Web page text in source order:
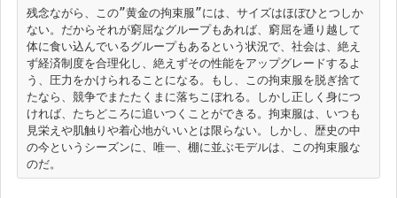
残念ながら、この”黄金の拘束服”には、サイズはほぼひとつしか
ない。だからそれが窮屈なグループもあれば、窮屈を通り越して
体に食い込んでいるグループもあるという状況で、社会は、絶え
ず経済制度を合理化し、絶えずその性能をアップグレードするよ
う、圧力をかけられることになる。もし、この拘束服を脱ぎ捨て
たなら、競争でまたたくまに落ちこぼれる。しかし正しく身につ
ければ、たちどころに追いつくことができる。拘束服は、いつも
見栄えや肌触りや着心地がいいとは限らない。しかし、歴史の中
の今というシーズンに、唯一、棚に並ぶモデルは、この拘束服な